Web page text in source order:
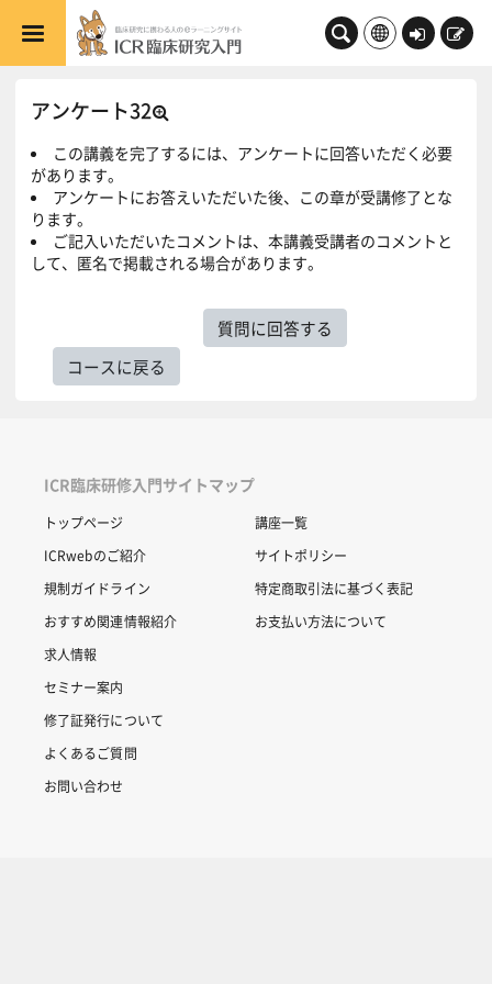
メインコンテンツへスキップする
ロ
新
アンケート32
この講義を完了するには、アンケートに回答いただく必要
があります。
アンケートにお答えいただいた後、この章が受講修了とな
ります。
ご記入いただいたコメントは、本講義受講者のコメントと
して、匿名で掲載される場合があります。
質問に回答する
コースに戻る
ICR臨床研修入門サイトマップ
トップページ
ICRwebのご紹介
規制ガイドライン
おすすめ関連情報紹介
求人情報
セミナー案内
修了証発行について
よくあるご質問
お問い合わせ
講座一覧
サイトポリシー
特定商取引法に基づく表記
お支払い方法について